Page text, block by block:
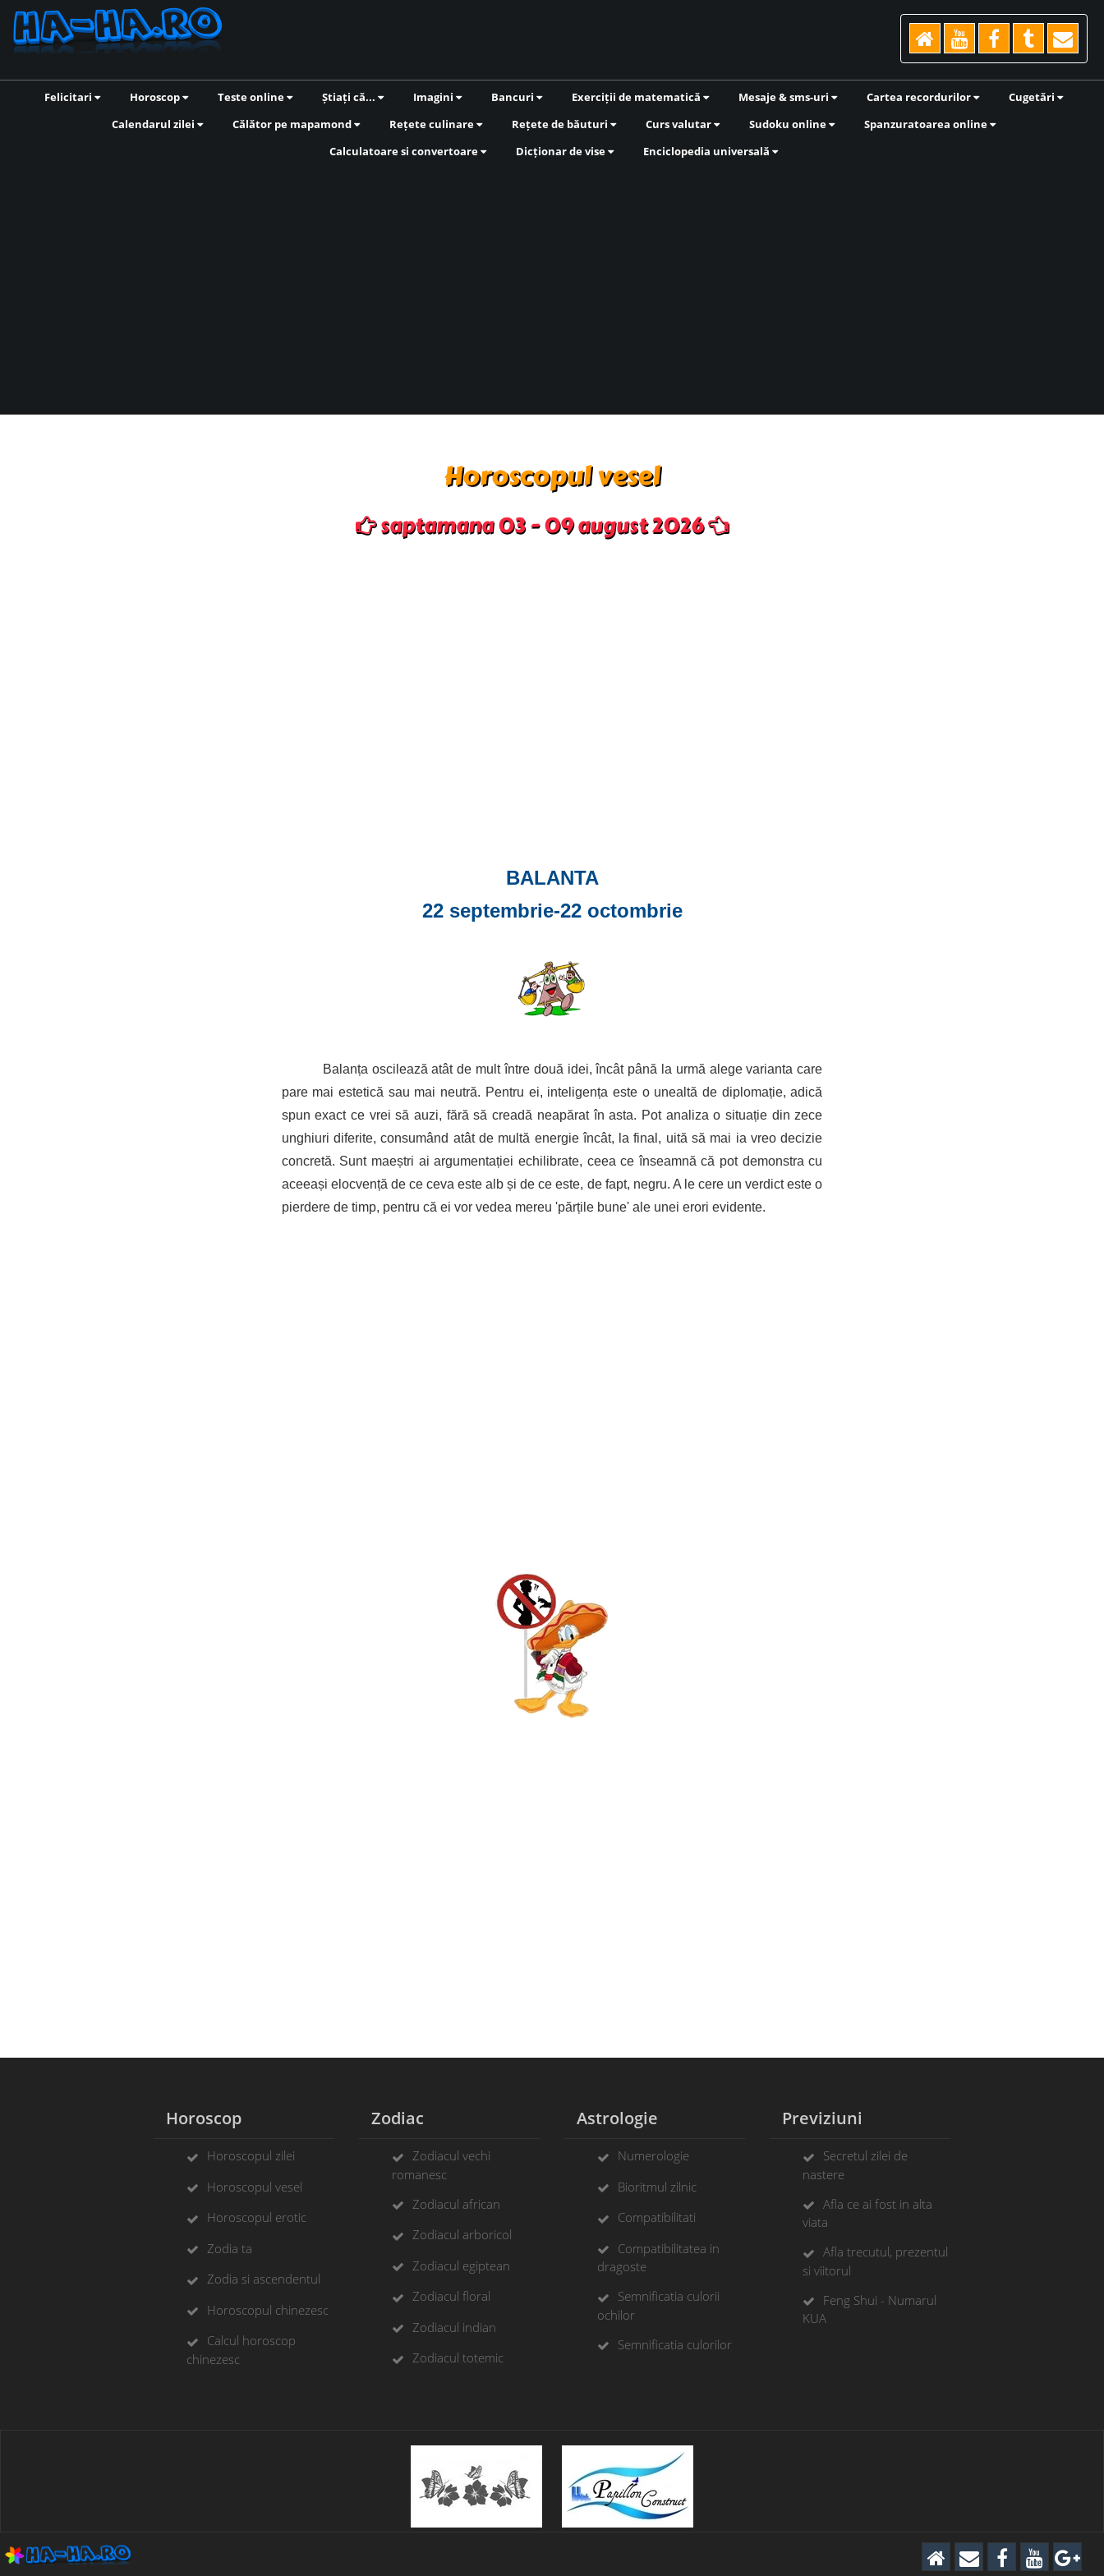
Felicitari Horoscop Teste online Știați că... Imagini Bancuri Exerciții de matematică Mesaje & sms-uri Cartea recordurilor
Cugetări
Calendarul zilei
Călător pe mapamond Rețete culinare Rețete de băuturi Curs valutar Sudoku online
Spanzuratoarea online
Calculatoare si convertoare
Dicționar de vise Enciclopedia universală
Horoscopul vesel
saptamana 03 - 09 august 2026
BALANTA
22 septembrie-22 octombrie
Balanța oscilează atât de mult între două idei, încât până la urmă alege varianta care
pare mai estetică sau mai neutră. Pentru ei, inteligența este o unealtă de diplomație, adică
spun exact ce vrei să auzi, fără să creadă neapărat în asta. Pot analiza o situație din zece
unghiuri diferite, consumând atât de multă energie încât, la final, uită să mai ia vreo decizie
concretă. Sunt maeștri ai argumentației echilibrate, ceea ce înseamnă că pot demonstra cu
aceeași elocvență de ce ceva este alb și de ce este, de fapt, negru. A le cere un verdict este o
pierdere de timp, pentru că ei vor vedea mereu 'părțile bune' ale unei erori evidente.
Horoscop
Horoscopul zilei
Horoscopul vesel
Horoscopul erotic
Zodia ta
Zodia si ascendentul
Horoscopul chinezesc
Calcul horoscop
chinezesc
Zodiac
Zodiacul vechi
romanesc
Zodiacul african
Zodiacul arboricol
Zodiacul egiptean
Zodiacul floral
Zodiacul indian
Zodiacul totemic
Astrologie
Numerologie
Bioritmul zilnic
Compatibilitati
Compatibilitatea in
dragoste
Semnificatia culorii
ochilor
Semnificatia culorilor
Previziuni
Secretul zilei de
nastere
Afla ce ai fost in alta
viata
Afla trecutul, prezentul
si viitorul
Feng Shui - Numarul
KUA